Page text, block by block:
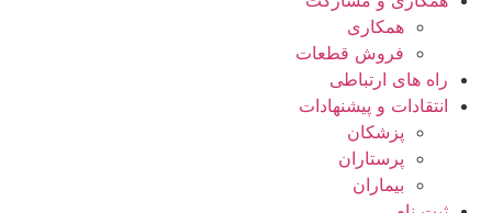
همکاری
فروش قطعات
راه های ارتباطی
انتقادات و پيشنهادات
پزشكان
پرستاران
بيماران